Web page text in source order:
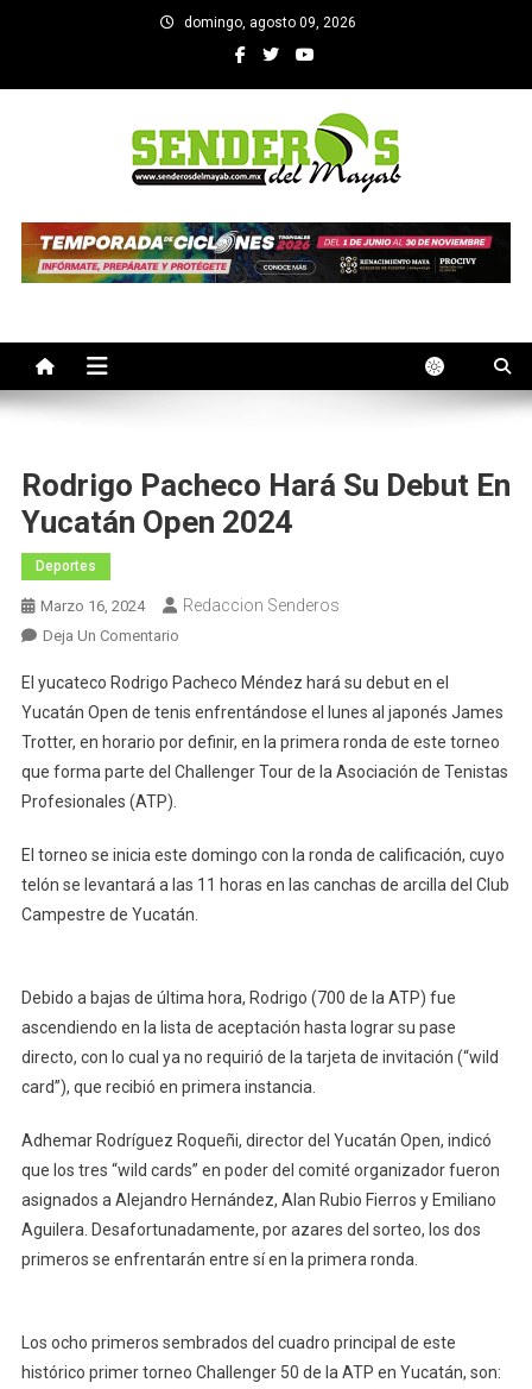
domingo, agosto 09, 2026
SENDEROS DEL MAYAB
Rodrigo Pacheco Hará Su Debut En
Yucatán Open 2024
Deportes
Marzo 16, 2024 Redaccion Senderos
Deja Un ComentarioEn
Pacheco
Hará
Su
Debut
Open
2024
El yucateco Rodrigo Pacheco Méndez hará su debut en el
Yucatán Open de tenis enfrentándose el lunes al japonés James
Trotter, en horario por definir, en la primera ronda de este torneo
que forma parte del Challenger Tour de la Asociación de Tenistas
Profesionales (ATP).
El torneo se inicia este domingo con la ronda de calificación, cuyo
telón se levantará a las 11 horas en las canchas de arcilla del Club
Campestre de Yucatán.
Debido a bajas de última hora, Rodrigo (700 de la ATP) fue
ascendiendo en la lista de aceptación hasta lograr su pase
directo, con lo cual ya no requirió de la tarjeta de invitación (“wild
card”), que recibió en primera instancia.
Adhemar Rodríguez Roqueñi, director del Yucatán Open, indicó
que los tres “wild cards” en poder del comité organizador fueron
asignados a Alejandro Hernández, Alan Rubio Fierros y Emiliano
Aguilera. Desafortunadamente, por azares del sorteo, los dos
primeros se enfrentarán entre sí en la primera ronda.
Los ocho primeros sembrados del cuadro principal de este
histórico primer torneo Challenger 50 de la ATP en Yucatán, son: